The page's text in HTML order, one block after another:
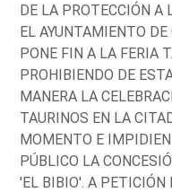
DE LA PROTECCIÓN A
EL AYUNTAMIENTO
PONE FIN A LA FERIA
PROHIBIENDO DE
MANERA LA
TAURINOS EN LA
MOMENTO E
PÚBLICO LA
'EL BIBIO'. A PETICIÓN